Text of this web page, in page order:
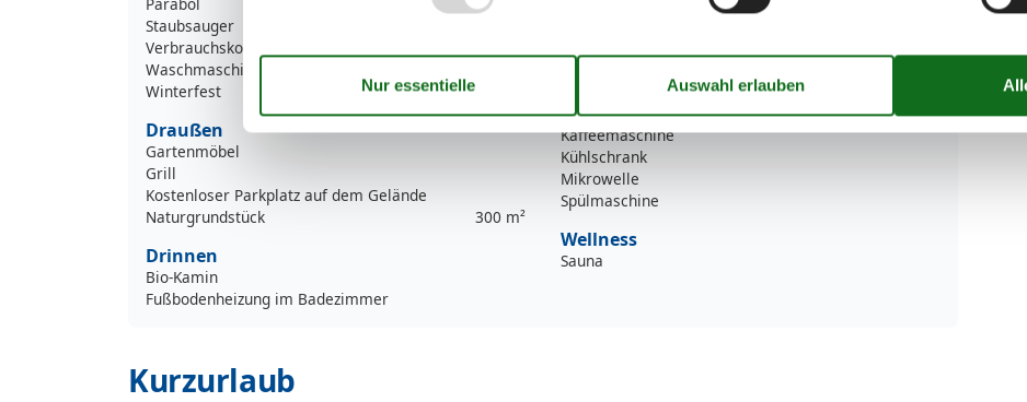
Staubsauger
Verbrauchskosten exkl.
Waschmaschine
Winterfest
Draußen
Gartenmöbel
Grill
Kostenloser Parkplatz auf dem Gelände
Naturgrundstück
300 m²
Drinnen
Bio-Kamin
Fußbodenheizung im Badezimmer
Gefrierbox
Kaffeemaschine
Kühlschrank
Mikrowelle
Spülmaschine
Wellness
Sauna
Kurzurlaub